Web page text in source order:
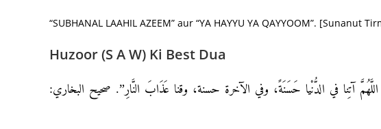
“SUBHANAL LAAHIL AZEEM” aur “YA HAYYU YA QAYYOOM”. [Sunanut
Huzoor (S A W) Ki Best Dua
آتِنا في الدُّنْيا حَسَنَةً، وفي الآخرة حسنة، وقنا عَذَابَ النَّارِ”. صحيح البخاري: